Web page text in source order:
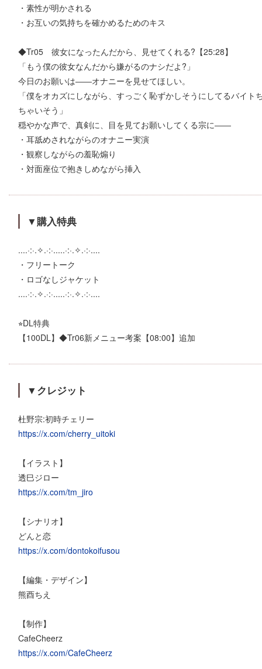
・素性が明かされる
・お互いの気持ちを確かめるためのキス
◆Tr05 彼女になったんだから、見せてくれる?【25:28】
「もう僕の彼女なんだから嫌がるのナシだよ?」
今日のお願いは――オナニーを見せてほしい。
「僕をオカズにしながら、すっごく恥ずかしそうにしてるバイ
ちゃいそう」
穏やかな声で、真剣に、目を見てお願いしてくる宗に――
・耳舐めされながらのオナニー実演
・観察しながらの羞恥煽り
・対面座位で抱きしめながら挿入
▼購入特典
....·:·.✧.·:·.....·:·.✧.·:·....
・フリートーク
・ロゴなしジャケット
....·:·.✧.·:·.....·:·.✧.·:·....
⭐︎DL特典
【100DL】◆Tr06新メニュー考案【08:00】追加
▼クレジット
杜野宗:初時チェリー
https://x.com/cherry_uitoki
【イラスト】
透巳ジロー
https://x.com/tm_jiro
【シナリオ】
どんと恋
https://x.com/dontokoifusou
【編集・デザイン】
熊酉ちえ
【制作】
CafeCheerz
https://x.com/CafeCheerz